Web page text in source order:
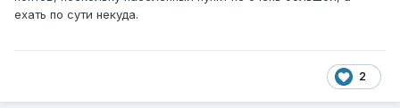
ехать по сути некуда.
2